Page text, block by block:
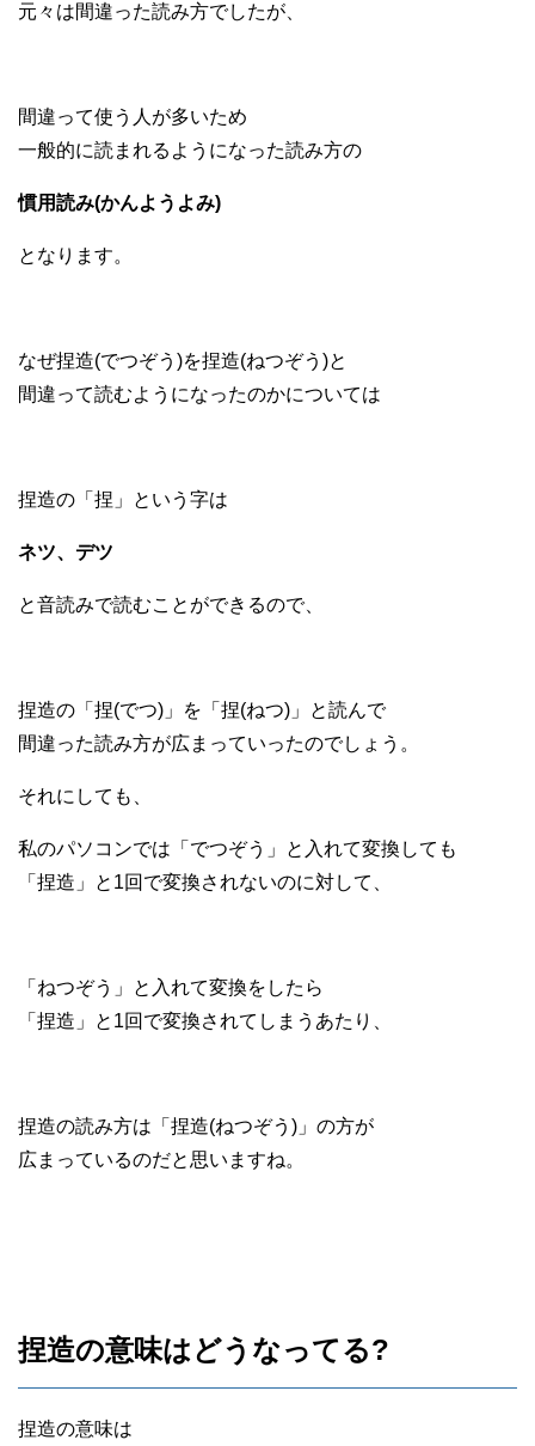
元々は間違った読み方でしたが、
間違って使う人が多いため
一般的に読まれるようになった読み方の
慣用読み(かんようよみ)
となります。
なぜ捏造(でつぞう)を捏造(ねつぞう)と
間違って読むようになったのかについては
捏造の「捏」という字は
ネツ、デツ
と音読みで読むことができるので、
捏造の「捏(でつ)」を「捏(ねつ)」と読んで
間違った読み方が広まっていったのでしょう。
それにしても、
私のパソコンでは「でつぞう」と入れて変換しても
「捏造」と1回で変換されないのに対して、
「ねつぞう」と入れて変換をしたら
「捏造」と1回で変換されてしまうあたり、
捏造の読み方は「捏造(ねつぞう)」の方が
広まっているのだと思いますね。
捏造の意味はどうなってる?
捏造の意味は